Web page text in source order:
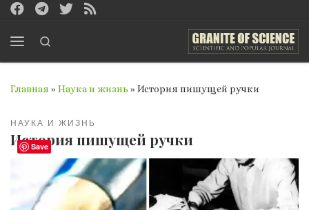
Перейти к содержимому
Главная » Наука и жизнь » История пишущей ручки
НАУКА И ЖИЗНЬ
История пишущей ручки
Save